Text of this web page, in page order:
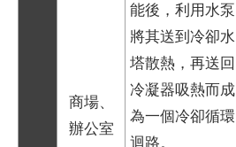
商場、
辦公室
能後，利用水泵
將其送到冷卻水
塔散熱，再送回
冷凝器吸熱而成
為一個冷卻循環
迴路。